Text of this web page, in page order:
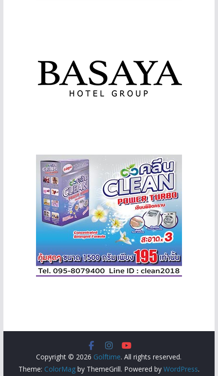
Copyright © 2026 Golftime. All rights reserved.
Theme: ColorMagby ThemeGrill. Powered by WordPress.